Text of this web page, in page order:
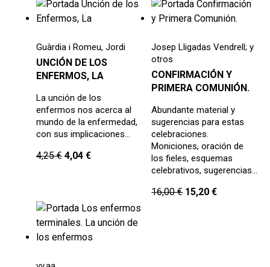
Guàrdia i Romeu, Jordi
UNCIÓN DE LOS
ENFERMOS, LA
La unción de los
enfermos nos acerca al
mundo de la enfermedad,
con sus implicaciones…
4,25€ 4,04 €
Josep Lligadas Vendrell; y
otros
CONFIRMACIÓN Y
PRIMERA COMUNIÓN.
Abundante material y
sugerencias para estas
celebraciones.
Moniciones, oración de
los fieles, esquemas
celebrativos, sugerencias…
16,00€ 15,20€